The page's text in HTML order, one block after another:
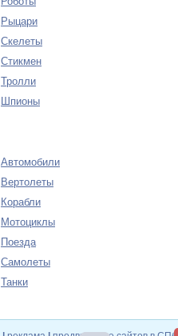
Рыцари
Скелеты
Стикмен
Тролли
Шпионы
Автомобили
Вертолеты
Корабли
Мотоциклы
Поезда
Самолеты
Танки